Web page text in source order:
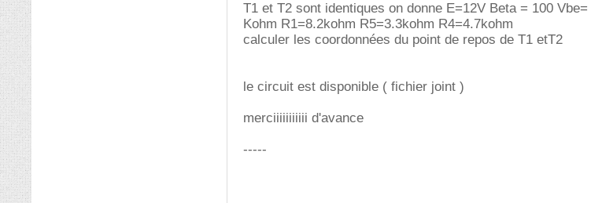
T1 et T2 sont identiques on donne E=12V Beta = 100
Kohm R1=8.2kohm R5=3.3kohm R4=4.7kohm
calculer les coordonnées du point de repos de T1 etT2
le circuit est disponible ( fichier joint )
merciiiiiiiiiii d'avance
-----